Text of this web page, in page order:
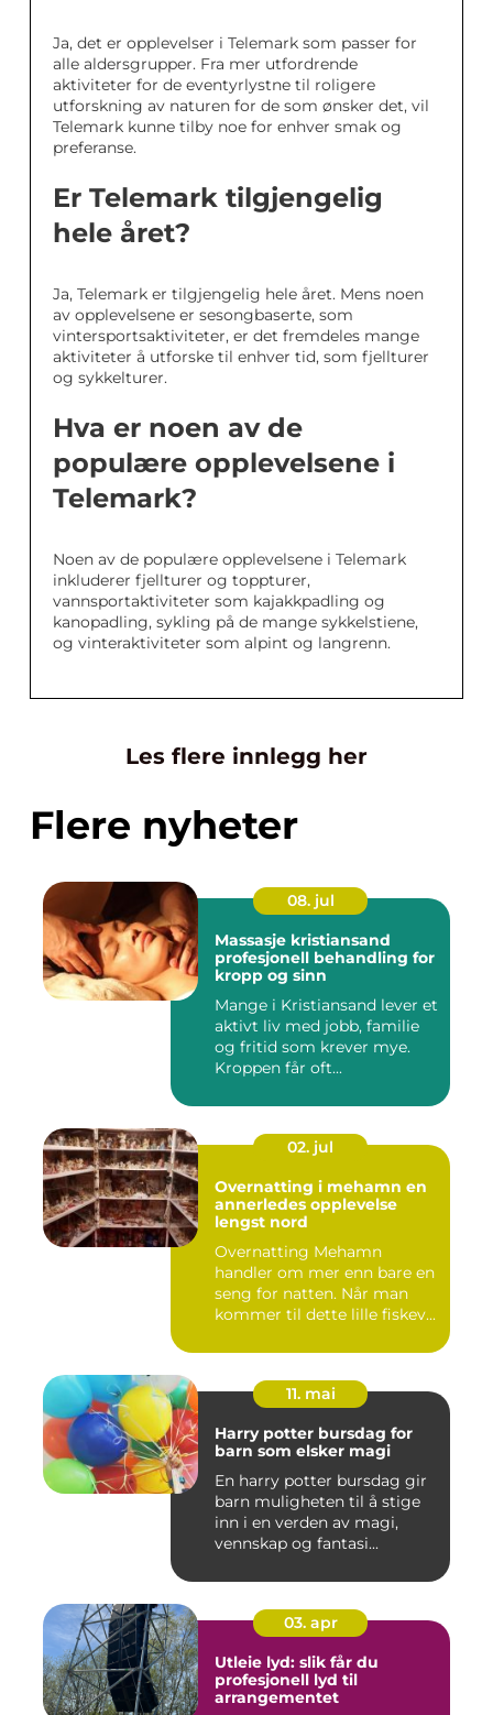
Ja, det er opplevelser i Telemark som passer for
alle aldersgrupper. Fra mer utfordrende
aktiviteter for de eventyrlystne til roligere
utforskning av naturen for de som ønsker det, vil
Telemark kunne tilby noe for enhver smak og
preferanse.
Er Telemark tilgjengelig
hele året?
Ja, Telemark er tilgjengelig hele året. Mens noen
av opplevelsene er sesongbaserte, som
vintersportsaktiviteter, er det fremdeles mange
aktiviteter å utforske til enhver tid, som fjellturer
og sykkelturer.
Hva er noen av de
populære opplevelsene i
Telemark?
Noen av de populære opplevelsene i Telemark
inkluderer fjellturer og toppturer,
vannsportaktiviteter som kajakkpadling og
kanopadling, sykling på de mange sykkelstiene,
og vinteraktiviteter som alpint og langrenn.
Les flere innlegg her
Flere nyheter
08. jul
Massasje kristiansand
profesjonell behandling for
kropp og sinn
Mange i Kristiansand lever et
aktivt liv med jobb, familie
og fritid som krever mye.
Kroppen får oft...
02. jul
Overnatting i mehamn en
annerledes opplevelse
lengst nord
Overnatting Mehamn
handler om mer enn bare en
seng for natten. Når man
kommer til dette lille fiskev...
11. mai
Harry potter bursdag for
barn som elsker magi
En harry potter bursdag gir
barn muligheten til å stige
inn i en verden av magi,
vennskap og fantasi...
03. apr
Utleie lyd: slik får du
profesjonell lyd til
arrangementet